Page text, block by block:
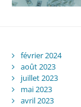
février 2024
août 2023
juillet 2023
mai 2023
avril 2023